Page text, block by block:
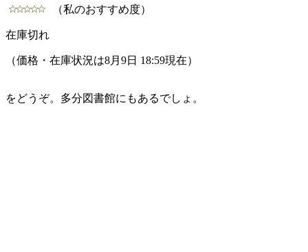
（私のおすすめ度）
在庫切れ
（価格・在庫状況は8月9日 18:59現在）
をどうぞ。多分図書館にもあるでしょ。